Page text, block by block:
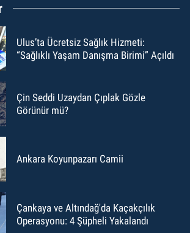
Ulus’ta Ücretsiz Sağlık Hizmeti:
“Sağlıklı Yaşam Danışma Birimi” Açıldı
Çin Seddi Uzaydan Çıplak Gözle
Görünür mü?
Ankara Koyunpazarı Camii
Çankaya ve Altındağ'da Kaçakçılık
Operasyonu: 4 Şüpheli Yakalandı